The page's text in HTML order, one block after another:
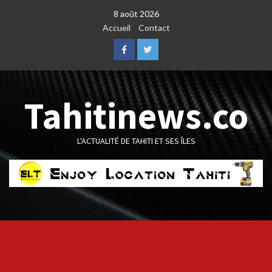
8 août 2026
Accueil
Contact
FacebookTwitter
Tahitinews.co
L'ACTUALITÉ DE TAHITI ET SES ÎLES